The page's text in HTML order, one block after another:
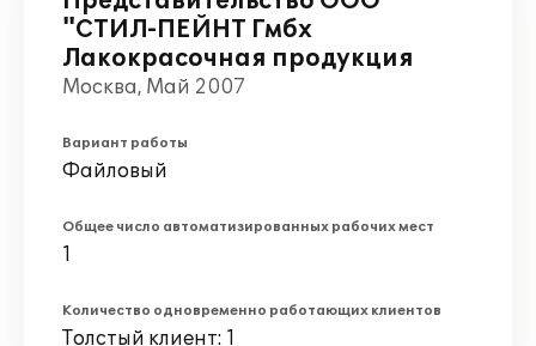
"СТИЛ-ПЕЙНТ Гмбх
Лакокрасочная продукция
Москва, Май 2007
Вариант работы
Файловый
Общее число автоматизированных рабочих мест
1
Количество одновременно работающих клиентов
Толстый клиент: 1